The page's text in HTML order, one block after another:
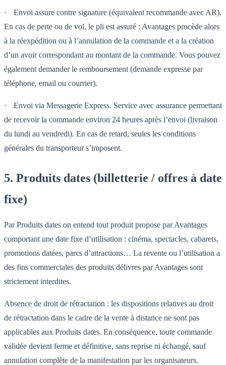
·
Envoi assure contre signature (équivalent recommande avec AR).
En cas de perte ou de vol, le pli est assuré : Avantages procède alors
à la réexpédition ou à l’annulation de la commande et a la création
d’un avoir correspondant au montant de la commande. Vous pouvez
également demander le remboursement (demande expresse par
téléphone, email ou courrier).
·
Envoi via Messagerie Express. Service avec assurance permettant
de recevoir la commande environ 24 heures après l’envoi (livraison
du lundi au vendredi). En cas de retard, seules les conditions
générales du transporteur s’imposent.
5. Produits dates (billetterie / offres à date
fixe)
Par Produits dates on entend tout produit propose par Avantages
comportant une date fixe d’utilisation : cinéma, spectacles, cabarets,
promotions datées, parcs d’attractions… La revente ou l’utilisation a
des fins commerciales des produits délivres par Avantages sont
strictement interdites.
Absence de droit de rétractation : les dispositions relatives au droit
de rétractation dans le cadre de la vente à distance ne sont pas
applicables aux Produits dates. En conséquence, toute commande
validée devient ferme et définitive, sans reprise ni échangé, sauf
annulation complète de la manifestation par les organisateurs.